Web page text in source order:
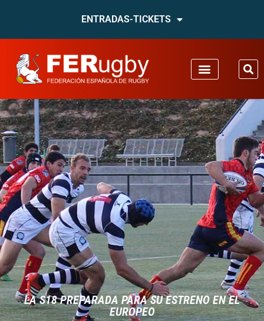
ENTRADAS-TICKETS
LA S18 PREPARADA PARA SU ESTRENO EN EL
EUROPEO